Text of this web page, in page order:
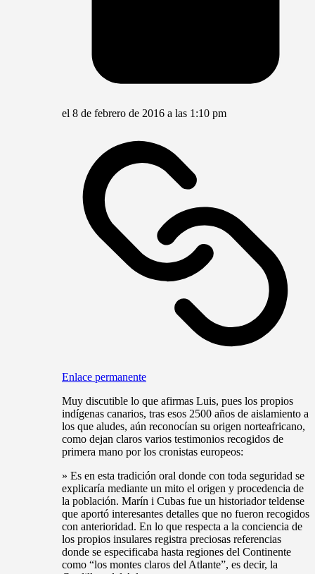
el 8 de febrero de 2016 a las 1:10 pm
Enlace permanente
Muy discutible lo que afirmas Luis, pues los propios
indígenas canarios, tras esos 2500 años de aislamiento a
los que aludes, aún reconocían su origen norteafricano,
como dejan claros varios testimonios recogidos de
primera mano por los cronistas europeos:
» Es en esta tradición oral donde con toda seguridad se
explicaría mediante un mito el origen y procedencia de
la población. Marín i Cubas fue un historiador teldense
que aportó interesantes detalles que no fueron recogidos
con anterioridad. En lo que respecta a la conciencia de
los propios insulares registra preciosas referencias
donde se especificaba hasta regiones del Continente
como “los montes claros del Atlante”, es decir, la